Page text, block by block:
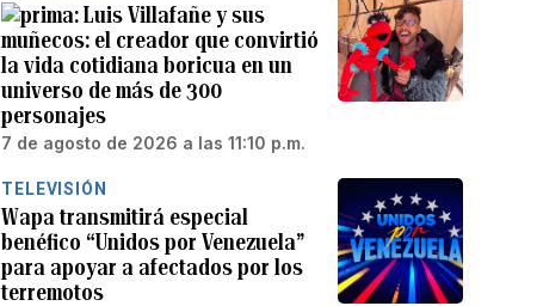
Luis Villafañe y sus
muñecos: el creador que convirtió
la vida cotidiana boricua en un
universo de más de 300
personajes
7 de agosto de 2026 a las 11:10 p.m.
TELEVISIÓN
Wapa transmitirá especial
benéfico “Unidos por Venezuela”
para apoyar a afectados por los
terremotos